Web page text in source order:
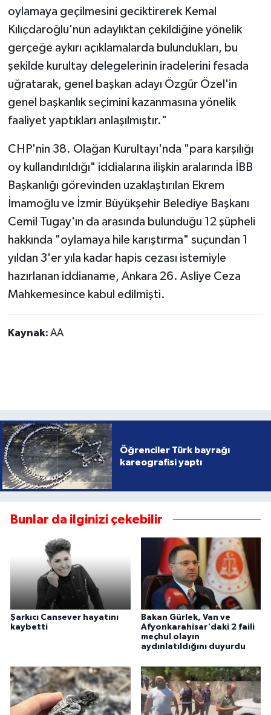
oylamaya geçilmesini geciktirerek Kemal
Kılıçdaroğlu'nun adaylıktan çekildiğine yönelik
gerçeğe aykırı açıklamalarda bulundukları, bu
şekilde kurultay delegelerinin iradelerini fesada
uğratarak, genel başkan adayı Özgür Özel'in
genel başkanlık seçimini kazanmasına yönelik
faaliyet yaptıkları anlaşılmıştır."
CHP'nin 38. Olağan Kurultayı'nda "para karşılığı
oy kullandırıldığı" iddialarına ilişkin aralarında İBB
Başkanlığı görevinden uzaklaştırılan Ekrem
İmamoğlu ve İzmir Büyükşehir Belediye Başkanı
Cemil Tugay'ın da arasında bulunduğu 12 şüpheli
hakkında "oylamaya hile karıştırma" suçundan 1
yıldan 3'er yıla kadar hapis cezası istemiyle
hazırlanan iddianame, Ankara 26. Asliye Ceza
Mahkemesince kabul edilmişti.
Kaynak: AA
Öğrenciler Türk bayrağı
kareografisi yaptı
Bunlar da ilginizi çekebilir
Şarkıcı Cansever hayatını
kaybetti
Bakan Gürlek, Van ve
Afyonkarahisar'daki 2 faili
meçhul olayın
aydınlatıldığını duyurdu